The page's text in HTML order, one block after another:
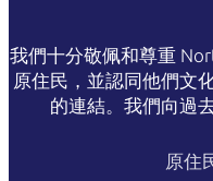
我們十分敬佩和尊重
原住民，並認同他們文
的連結。我們向過
原住